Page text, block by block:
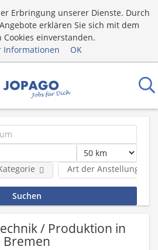
Erbringung unserer Dienste. Durch
erklären Sie sich mit dem
Cookies einverstanden.
Informationen
OK
Art der Anstellung
/ Produktion in
Bremen